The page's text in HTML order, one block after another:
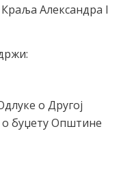
Александра I
о Другој
буџету Општине